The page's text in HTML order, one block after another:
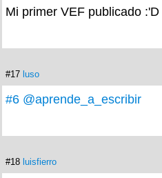
Mi primer VEF publicado :'D
#17 luso
#6 @aprende_a_escribir
#18 luisfierro